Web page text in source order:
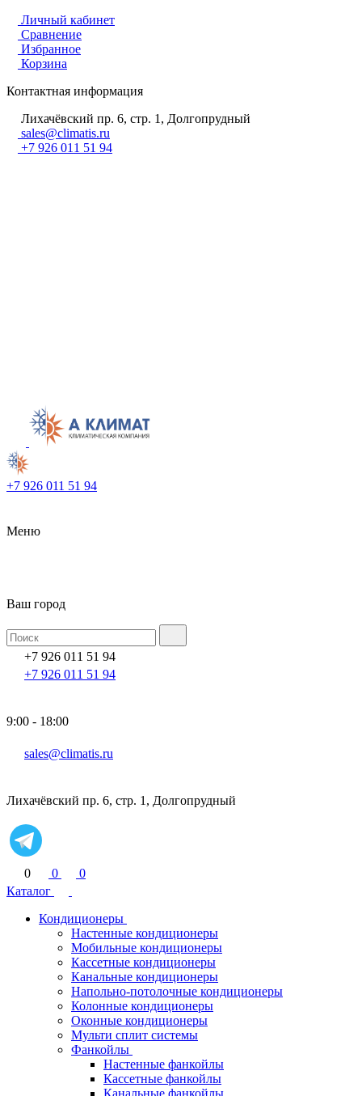
Личный кабинет
Сравнение
Избранное
Корзина
Контактная информация
Лихачёвский пр. 6, стр. 1, Долгопрудный
sales@climatis.ru
+7 926 011 51 94
+7 926 011 51 94
Меню
Ваш город
+7 926 011 51 94
+7 926 011 51 94
9:00 - 18:00
sales@climatis.ru
Лихачёвский пр. 6, стр. 1, Долгопрудный
0 0
0
Каталог
Кондиционеры
Настенные кондиционеры
Мобильные кондиционеры
Кассетные кондиционеры
Канальные кондиционеры
Напольно-потолочные кондиционеры
Колонные кондиционеры
Оконные кондиционеры
Мульти сплит системы
Фанкойлы
Настенные фанкойлы
Кассетные фанкойлы
Канальные фанкойлы